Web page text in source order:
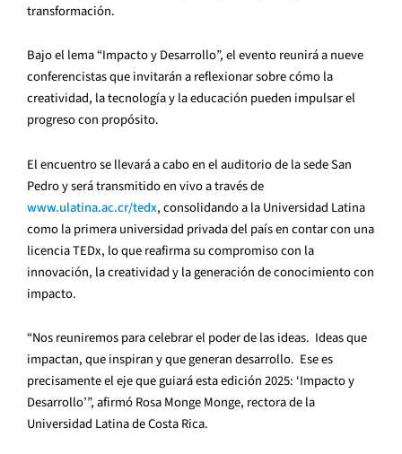
transformación.
Bajo el lema “Impacto y Desarrollo”, el evento reunirá a nueve
conferencistas que invitarán a reflexionar sobre cómo la
creatividad, la tecnología y la educación pueden impulsar el
progreso con propósito.
El encuentro se llevará a cabo en el auditorio de la sede San
Pedro y será transmitido en vivo a través de
www.ulatina.ac.cr/tedx, consolidando a la Universidad Latina
como la primera universidad privada del país en contar con una
licencia TEDx, lo que reafirma su compromiso con la
innovación, la creatividad y la generación de conocimiento con
impacto.
“Nos reuniremos para celebrar el poder de las ideas. Ideas que
impactan, que inspiran y que generan desarrollo. Ese es
precisamente el eje que guiará esta edición 2025: ‘Impacto y
Desarrollo’”, afirmó Rosa Monge Monge, rectora de la
Universidad Latina de Costa Rica.